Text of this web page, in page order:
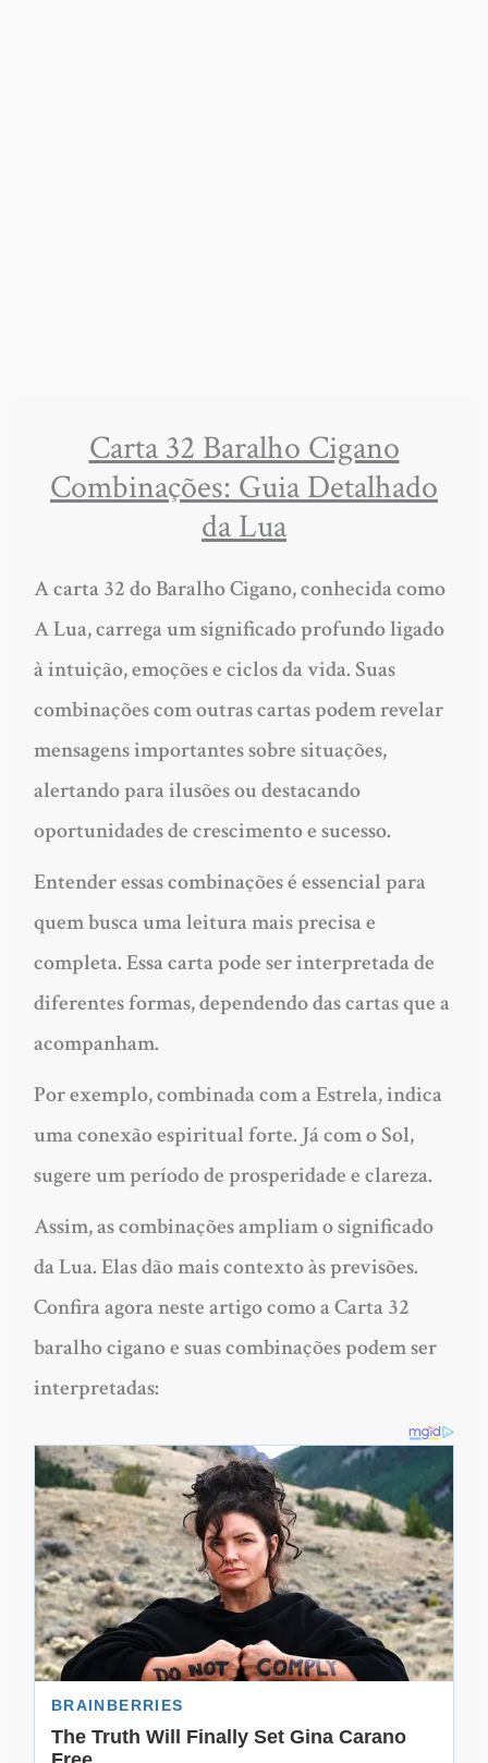
Carta 32 Baralho Cigano
Combinações: Guia Detalhado
da Lua
A carta 32 do Baralho Cigano, conhecida como
A Lua, carrega um significado profundo ligado
à intuição, emoções e ciclos da vida. Suas
combinações com outras cartas podem revelar
mensagens importantes sobre situações,
alertando para ilusões ou destacando
oportunidades de crescimento e sucesso.
Entender essas combinações é essencial para
quem busca uma leitura mais precisa e
completa. Essa carta pode ser interpretada de
diferentes formas, dependendo das cartas que a
acompanham.
Por exemplo, combinada com a Estrela, indica
uma conexão espiritual forte. Já com o Sol,
sugere um período de prosperidade e clareza.
Assim, as combinações ampliam o significado
da Lua. Elas dão mais contexto às previsões.
Confira agora neste artigo como a Carta 32
baralho cigano e suas combinações podem ser
interpretadas: